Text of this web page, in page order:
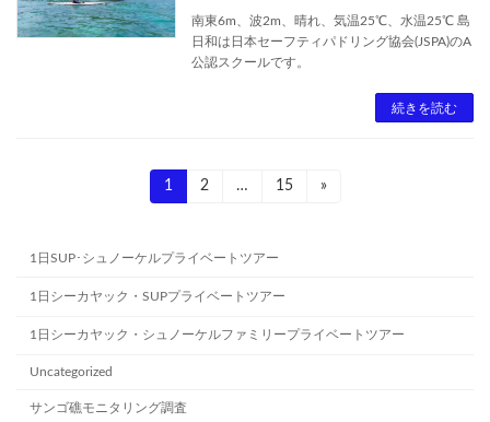
南東6m、波2m、晴れ、気温25℃、水温25℃ 島
日和は日本セーフティパドリング協会(JSPA)のA
公認スクールです。
続きを読む
の
ペ
ー
ジ
送
固
定
ジ
1
固
ジ
2 …
固
15 »
1日SUP･シュノーケルプライベートツアー
1日シーカヤック・SUPプライベートツアー
1日シーカヤック・シュノーケルファミリープライベートツアー
Uncategorized
サンゴ礁モニタリング調査